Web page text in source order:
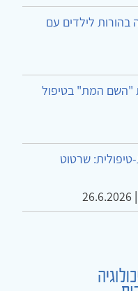
לילדים עם
"השם המת" בטיפול
שרטוט
|
26.6.2026